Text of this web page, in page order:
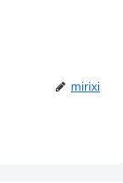
mirixi